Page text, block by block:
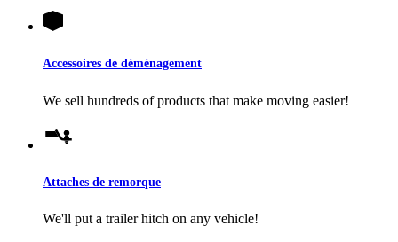
Accessoires de déménagement
We sell hundreds of products that make moving easier!
Attaches de remorque
We'll put a trailer hitch on any vehicle!